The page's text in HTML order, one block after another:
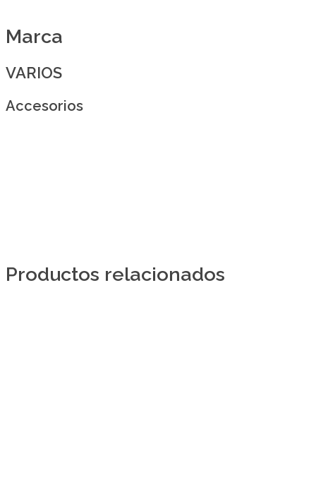
Marca
VARIOS
Accesorios
Productos relacionados